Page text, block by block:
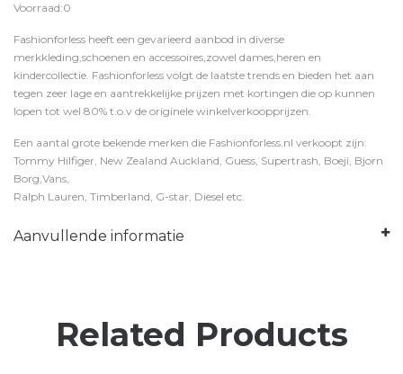
Voorraad:0
Fashionforless heeft een gevarieerd aanbod in diverse
merkkleding,schoenen en accessoires,zowel dames,heren en
kindercollectie. Fashionforless volgt de laatste trends en bieden het aan
tegen zeer lage en aantrekkelijke prijzen met kortingen die op kunnen
lopen tot wel 80% t.o.v de originele winkelverkoopprijzen.
Een aantal grote bekende merken die Fashionforless.nl verkoopt zijn:
Tommy Hilfiger, New Zealand Auckland, Guess, Supertrash, Boeji, Bjorn
Borg,Vans,
Ralph Lauren, Timberland, G-star, Diesel etc.
Aanvullende informatie
Related Products